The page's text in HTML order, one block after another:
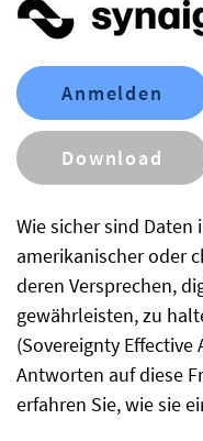
Wie sicher sind
amerikanischer oder
deren Versprechen,
gewährleisten, zu
(Sovereignty
Antworten auf diese
erfahren Sie, wie sie
Anmelden
Download